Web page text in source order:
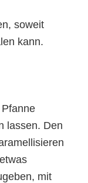
soweit
kann.
lassen. Den
mit